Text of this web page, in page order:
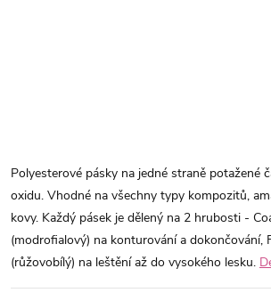
Polyesterové pásky na jedné straně potažené
oxidu. Vhodné na všechny typy kompozitů,
kovy. Každý pásek je dělený na 2 hrubosti -
(modrofialový) na konturování a dokončování,
(růžovobílý) na leštění až do vysokého lesku.